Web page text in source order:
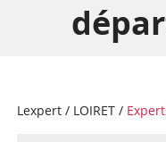
Lexpert/ LOIRET/